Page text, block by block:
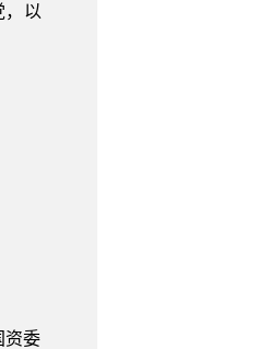
，以
资委